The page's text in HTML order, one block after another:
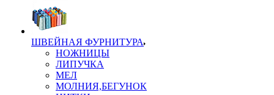
ШВЕЙНАЯ ФУРНИТУРА
НОЖНИЦЫ
ЛИПУЧКА
МЕЛ
МОЛНИЯ,БЕГУНОК